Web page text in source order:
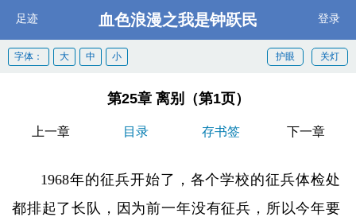
足迹 血色浪漫之我是钟跃民 登录
关灯
护眼
字体： 大 中 小
第25章 离别（第1页）
上一章 目录 存书签 下一章
1968年的征兵开始了，各个学校的征兵体检处
都排起了长队，因为前一年没有征兵，所以今年要